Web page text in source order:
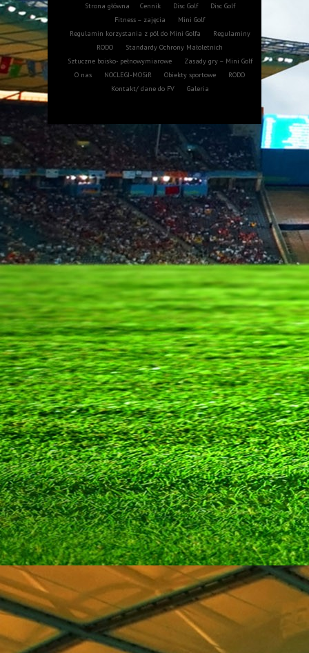
Strona główna Cennik Disc Golf
Disc Golf
Fitness – zajęcia
Mini Golf
Regulamin korzystania z pól do Mini Golfa
Regulaminy
RODO
Standardy Ochrony Małoletnich
Sztuczne boisko- pełnowymiarowe
Zasady gry – Mini Golf
O nas
NOCLEGI-MOSiR Obiekty sportowe
RODO
Kontakt/ dane do FV
Galeria